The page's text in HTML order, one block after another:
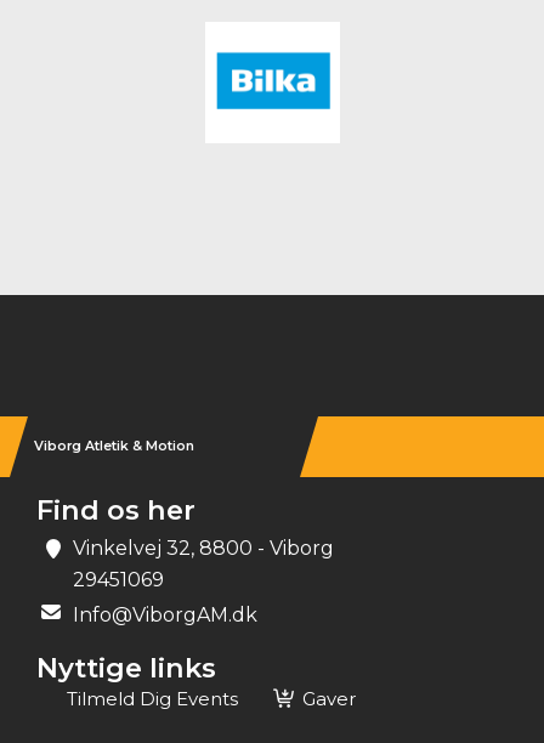
Viborg Atletik & Motion
Find os her
Vinkelvej 32, 8800 - Viborg
29451069
Info@ViborgAM.dk
Nyttige links
Tilmeld Dig Events Gaver